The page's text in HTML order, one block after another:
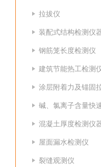
拉拔仪
装配式结构检测仪
钢筋笼长度检测仪
建筑节能热工检测
涂层附着力及锚固
碱、氯离子含量快
混凝土厚度检测仪
屋面漏水检测仪
裂缝观测仪